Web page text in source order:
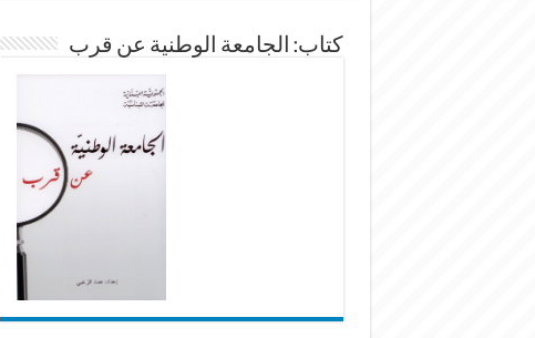
كتاب: الجامعة الوطنية عن قرب